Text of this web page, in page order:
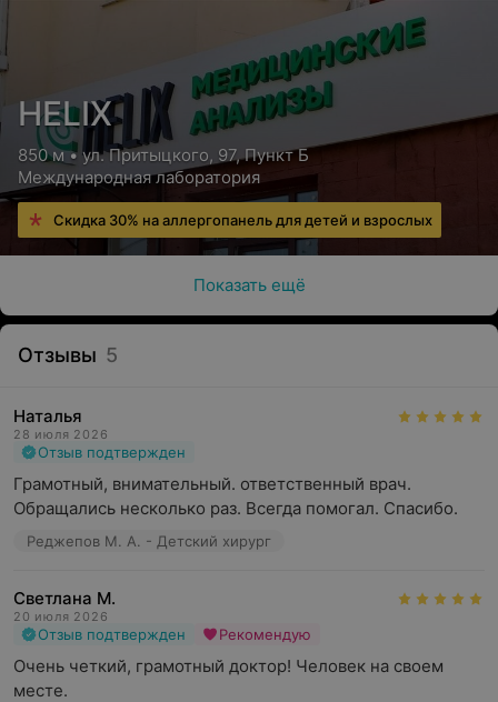
HELIX
850 м • ул. Притыцкого, 97, Пункт Б
Международная лаборатория
Скидка 30% на аллергопанель для детей и взрослых
Показать ещё
Отзывы 5
Наталья
28 июля 2026
Отзыв подтвержден
Грамотный, внимательный. ответственный врач.
Обращались несколько раз. Всегда помогал. Спасибо.
Реджепов М. А. - Детский хирург
Светлана М.
20 июля 2026
Отзыв подтвержден Рекомендую
Очень четкий, грамотный доктор! Человек на своем
месте.